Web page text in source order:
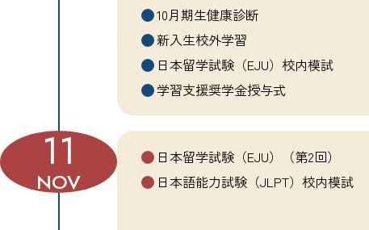
10月期生健康診断
新入生校外学習
日本留学試験（EJU）校内模試
学習支援奨学金授与式
11
NOV
日本留学試験（EJU）（第2回）
日本語能力試験（JLPT）校内模試